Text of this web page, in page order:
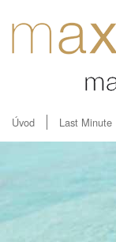
Úvod Last Minute